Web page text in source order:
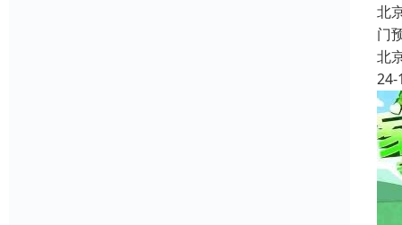
北
门
北
24-